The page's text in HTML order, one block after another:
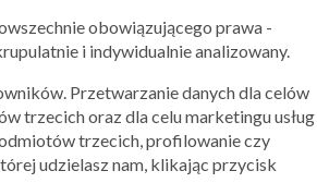
obowiązującego prawa -
i indywidualnie analizowany.
Przetwarzanie danych dla celów
trzecich oraz dla celu marketingu usług
trzecich, profilowanie czy
udzielasz nam, klikając przycisk